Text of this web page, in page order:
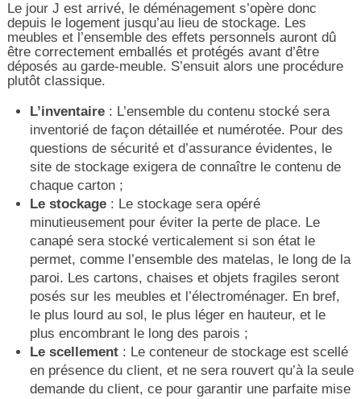
Le jour J est arrivé, le déménagement s’opère donc
depuis le logement jusqu’au lieu de stockage. Les
meubles et l’ensemble des effets personnels auront dû
être correctement emballés et protégés avant d’être
déposés au garde-meuble. S’ensuit alors une procédure
plutôt classique.
L’inventaire: L’ensemble du contenu stocké sera
inventorié de façon détaillée et numérotée. Pour des
questions de sécurité et d’assurance évidentes, le
site de stockage exigera de connaître le contenu de
chaque carton ;
Le stockage: Le stockage sera opéré
minutieusement pour éviter la perte de place. Le
canapé sera stocké verticalement si son état le
permet, comme l’ensemble des matelas, le long de la
paroi. Les cartons, chaises et objets fragiles seront
posés sur les meubles et l’électroménager. En bref,
le plus lourd au sol, le plus léger en hauteur, et le
plus encombrant le long des parois ;
Le scellement: Le conteneur de stockage est scellé
en présence du client, et ne sera rouvert qu’à la seule
demande du client, ce pour garantir une parfaite mise